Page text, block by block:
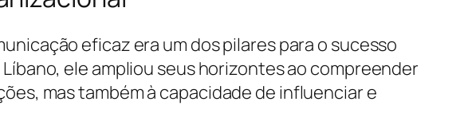
eficaz era um dos pilares para o sucesso
ele ampliou seus horizontes ao compreender
mas também à capacidade de influenciar e